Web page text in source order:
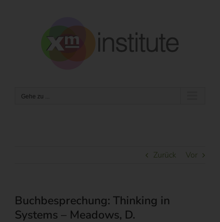
Gehe zu ...
Zurück Vor
Buchbesprechung: Thinking in
Systems – Meadows, D.